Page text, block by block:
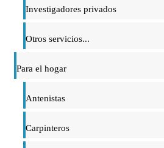
Investigadores privados
Otros servicios...
Para el hogar
Antenistas
Carpinteros